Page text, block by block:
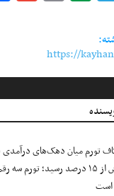
https://
تورم میان دهک‌های درآمدی
بیش از ۱۵ درصد رسید؛ تورم
است